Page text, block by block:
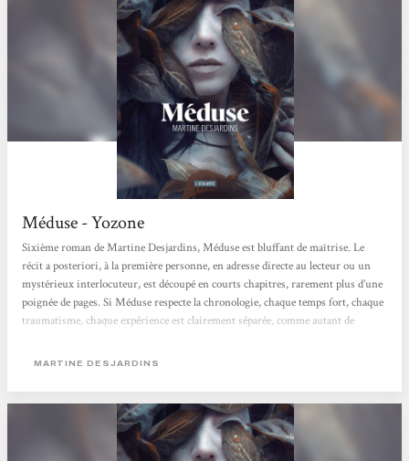
Méduse - Yozone
Sixième roman de Martine Desjardins, Méduse est bluffant de maîtrise. Le
récit a posteriori, à la première personne, en adresse directe au lecteur ou un
mystérieux interlocuteur, est découpé en courts chapitres, rarement plus d’une
poignée de pages. Si Méduse respecte la chronologie, chaque temps fort, chaque
traumatisme, chaque expérience est clairement séparée, comme autant de
yeux maudits : Difformités, Monstruosités, Accablances, Révoltances,
MARTINE DESJARDINS